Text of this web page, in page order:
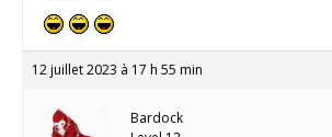
12 juillet 2023 à 17 h 55 min
Bardock